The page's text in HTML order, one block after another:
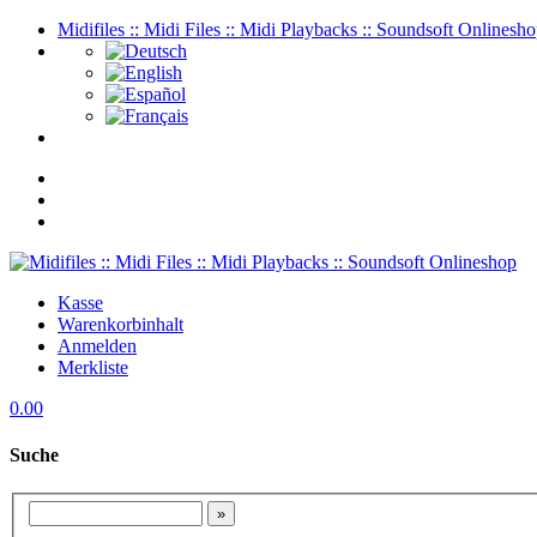
Midifiles :: Midi Files :: Midi Playbacks :: Soundsoft
Kasse
Warenkorbinhalt
Anmelden
Merkliste
0.00
Suche